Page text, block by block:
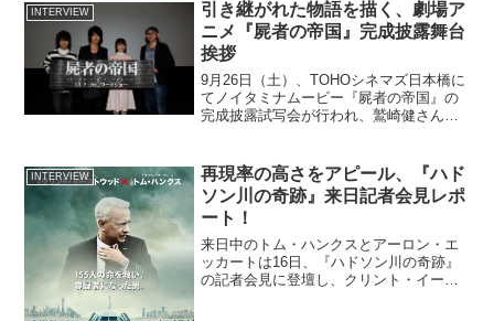
てノイタミナムービー『屍者の帝国』の
完成披露試写会が行われ、鷲崎健さんの
軽快なMCで始まった舞台挨拶には、ジョ
ン・ワトソン役の細谷佳正さん、フライ
デー役の村瀬歩さん、ハダリー・リリス
役の花澤香菜さん...
INTERVIEW
再現率の高さをアピール、『ハド
ソン川の奇跡』来日記者会見レポ
ート！
ッカートは16日、『ハドソン川の奇跡』
の記者会見に登壇し、クリント・イース
トウッドとの仕事、USエアウェイズ1549
便に乗っていた人についてのことなどを
話した。また特別ゲストとして、実際、
同機に搭乗してい...